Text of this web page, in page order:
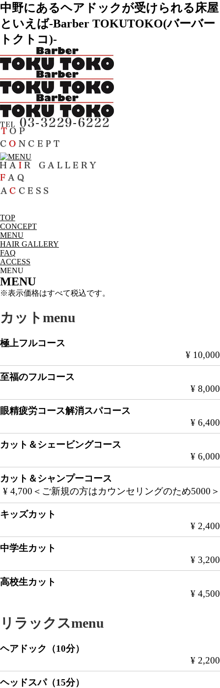
中野にあるヘアドックが受けられる床屋
といえば-Barber TOKUTOKO(バーバー
トクトコ)-
TOP
CONCEPT
MENU
HAIR GALLERY
FAQ
ACCESS
MENU
MENU
※表示価格はすべて税込です。
カットmenu
極上フルコース
¥ 10,000
至福のフルコース
¥ 8,000
眼精疲労コース解消スパコース
¥ 6,400
カット＆シェービングコース
¥ 6,000
カット＆シャンプーコース
¥ 4,700＜ご新規の方はカウンセリングのため5000＞
キッズカット
¥ 2,400
中学生カット
¥ 3,200
高校生カット
¥ 4,500
リラックスmenu
ヘアドック（10分）
¥ 2,200
ヘッドスパ（15分）